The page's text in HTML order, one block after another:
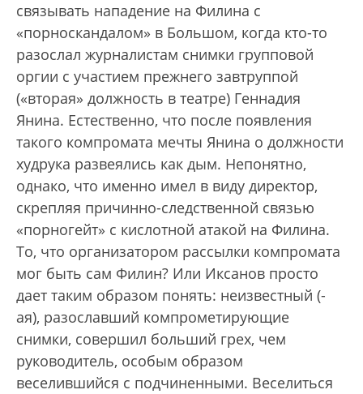
связывать нападение на Филина с
«порноскандалом» в Большом, когда кто-то
разослал журналистам снимки групповой
оргии с участием прежнего завтруппой
(«вторая» должность в театре) Геннадия
Янина. Естественно, что после появления
такого компромата мечты Янина о должности
худрука развеялись как дым. Непонятно,
однако, что именно имел в виду директор,
скрепляя причинно-следственной связью
«порногейт» с кислотной атакой на Филина.
То, что организатором рассылки компромата
мог быть сам Филин? Или Иксанов просто
дает таким образом понять: неизвестный (-
ая), разославший компрометирующие
снимки, совершил больший грех, чем
руководитель, особым образом
веселившийся с подчиненными. Веселиться